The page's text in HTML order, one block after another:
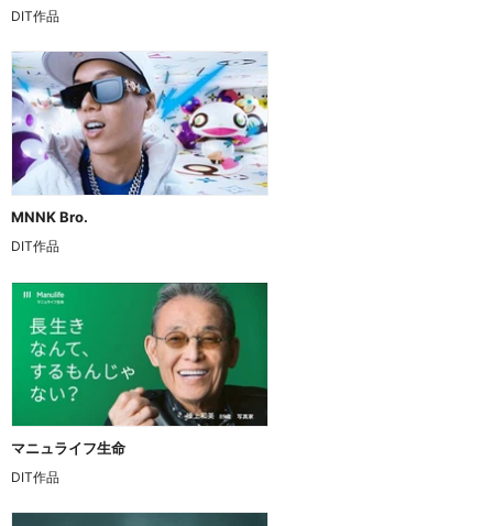
DIT作品
MNNK Bro.
DIT作品
マニュライフ生命
DIT作品